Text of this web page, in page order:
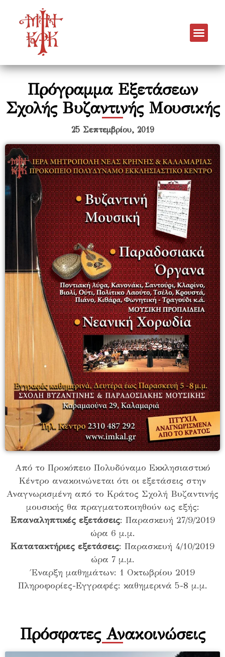
Πρόγραμμα Εξετάσεων
Σχολής Βυζαντινής Μουσικής
25 Σεπτεμβρίου, 2019
Aπό το Προκόπειο Πολυδύναμο Εκκλησιαστικό
Κέντρο ανακοινώνεται ότι οι εξετάσεις στην
Αναγνωρισμένη από το Κράτος Σχολή Βυζαντινής
μουσικής θα πραγματοποιηθούν ως εξής:
Επαναληπτικές εξετάσεις: Παρασκευή 27/9/2019
ώρα 6 μ.μ.
Κατατακτήριες εξετάσεις: Παρασκευή 4/10/2019
ώρα 7 μ.μ.
Έναρξη μαθημάτων: 1 Οκτωβρίου 2019
Πληροφορίες-Εγγραφές: καθημερινά 5-8 μ.μ.
Πρόσφατες Ανακοινώσεις